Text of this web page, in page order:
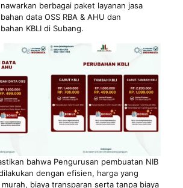
berbagai paket layanan jasa
data OSS RBA & AHU dan
KBLI di Subang.
bahwa Pengurusan pembuatan NIB
dengan efisien, harga yang
biaya transparan serta tanpa biaya